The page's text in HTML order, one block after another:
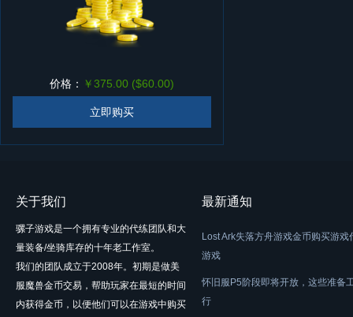
价格： ￥375.00 ($60.00)
立即购买
关于我们
骡子游戏是一个拥有专业的代练团队和大
量装备/坐骑库存的十年老工作室。
我们的团队成立于2008年。初期是做美
服魔兽金币交易，帮助玩家在最短的时间
内获得金币，以便他们可以在游戏中购买
最新通知
Lost Ark失落方舟游戏金币购买游戏
游戏
怀旧服P5阶段即将开放，这些准备
行